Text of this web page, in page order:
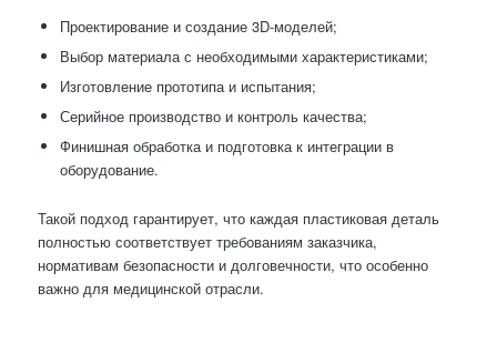
Проектирование и создание 3D-моделей;
Выбор материала с необходимыми характеристиками;
Изготовление прототипа и испытания;
Серийное производство и контроль качества;
Финишная обработка и подготовка к интеграции в
оборудование.
Такой подход гарантирует, что каждая пластиковая деталь
полностью соответствует требованиям заказчика,
нормативам безопасности и долговечности, что особенно
важно для медицинской отрасли.